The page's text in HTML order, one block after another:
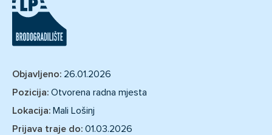
Objavljeno: 26.01.2026
Pozicija: Otvorena radna mjesta
Lokacija: Mali Lošinj
Prijava traje do: 01.03.2026